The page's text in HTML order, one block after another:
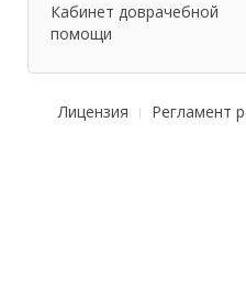
Кабинет доврачебной
помощи
Лицензия Регламент